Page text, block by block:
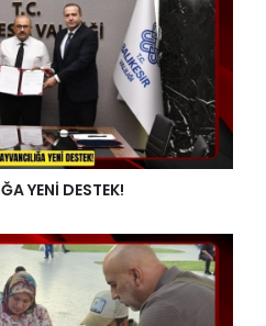
YENİ DESTEK!